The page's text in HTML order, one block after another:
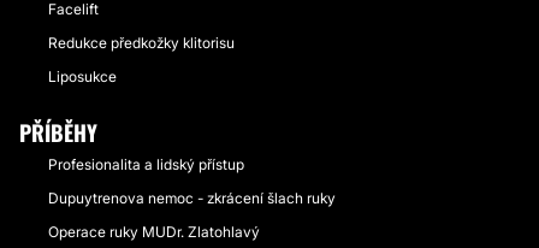
Facelift
Redukce předkožky klitorisu
Liposukce
PŘÍBĚHY
Profesionalita a lidský přístup
Dupuytrenova nemoc - zkrácení šlach ruky
Operace ruky MUDr. Zlatohlavý